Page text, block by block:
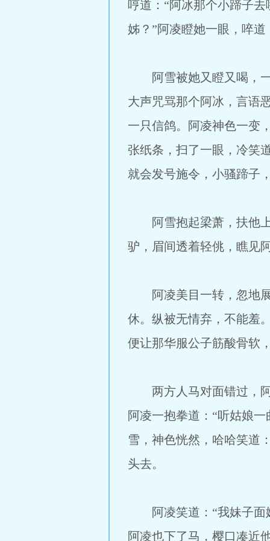
哼道：“阿冰那个小蹄子
姊？”阿凌瞪她一眼，啐
阿雪被她又瞪又喝，一
大声咒骂那个阿冰，言语
一只信鸽。阿凌神色一变
张纸条，扫了一眼，冷笑
就会发号施令，小骚蹄子
阿雪抱起梁萧，扶他上
驴，眉间透着轻佻，瞧见
阿凌美目一转，忽地展
休。纵被无情弃，不能羞
便让那华服公子筋酸骨软
两方人马对面错过，阿
阿凌一抱拳道：“听姑娘
雪，神色恍然，哈哈笑道
头去。
阿凌笑道：“我妹子面
阿凌也下了马，樱口凑近